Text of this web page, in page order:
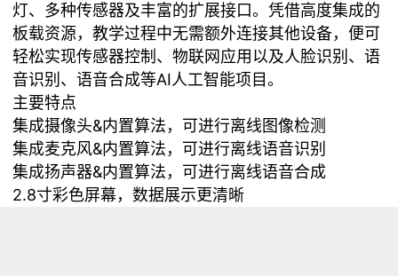
灯、多种传感器及丰富的扩展接口。凭借高度集成的
板载资源，教学过程中无需额外连接其他设备，便可
轻松实现传感器控制、物联网应用以及人脸识别、语
音识别、语音合成等AI人工智能项目。
主要特点
集成摄像头&内置算法，可进行离线图像检测
集成麦克风&内置算法，可进行离线语音识别
集成扬声器&内置算法，可进行离线语音合成
2.8寸彩色屏幕，数据展示更清晰